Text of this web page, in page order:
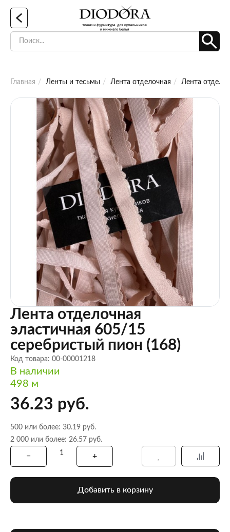
Главная Ленты и тесьмы Лента отделочная Лента
Лента отделочная
эластичная 605/15
серебристый пион (168)
Код товара: 00-00001218
В наличии
498 м
36.23 руб.
500 или более: 30.19 руб.
2 000 или более: 26.57 руб.
Добавить в корзину